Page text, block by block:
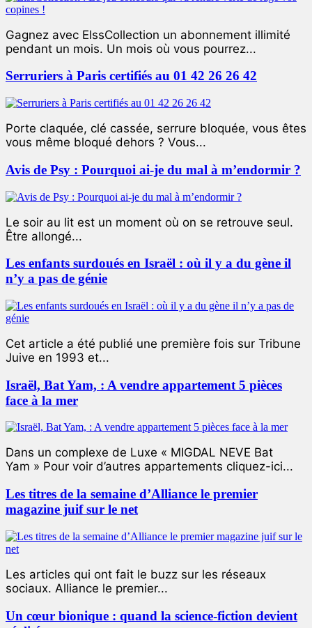
Gagnez avec ElssCollection un abonnement illimité
pendant un mois. Un mois où vous pourrez...
Serruriers à Paris certifiés au 01 42 26 26 42
Porte claquée, clé cassée, serrure bloquée, vous êtes
vous même bloqué dehors ? Vous...
Avis de Psy : Pourquoi ai-je du mal à m’endormir ?
Le soir au lit est un moment où on se retrouve seul.
Être allongé...
Les enfants surdoués en Israël : où il y a du gène il
n’y a pas de génie
Cet article a été publié une première fois sur Tribune
Juive en 1993 et...
Israël, Bat Yam, : A vendre appartement 5 pièces
face à la mer
Dans un complexe de Luxe « MIGDAL NEVE Bat
Yam » Pour voir d’autres appartements cliquez-ici...
Les titres de la semaine d’Alliance le premier
magazine juif sur le net
Les articles qui ont fait le buzz sur les réseaux
sociaux. Alliance le premier...
Un cœur bionique : quand la science-fiction devient